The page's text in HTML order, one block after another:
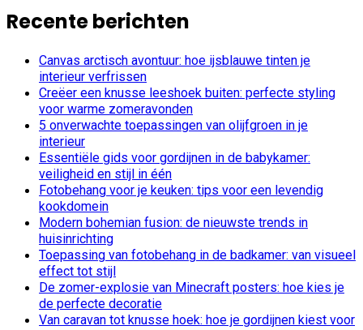
Recente berichten
Canvas arctisch avontuur: hoe ijsblauwe tinten je
interieur verfrissen
Creëer een knusse leeshoek buiten: perfecte styling
voor warme zomeravonden
5 onverwachte toepassingen van olijfgroen in je
interieur
Essentiële gids voor gordijnen in de babykamer:
veiligheid en stijl in één
Fotobehang voor je keuken: tips voor een levendig
kookdomein
Modern bohemian fusion: de nieuwste trends in
huisinrichting
Toepassing van fotobehang in de badkamer: van visueel
effect tot stijl
De zomer-explosie van Minecraft posters: hoe kies je
de perfecte decoratie
Van caravan tot knusse hoek: hoe je gordijnen kiest voor